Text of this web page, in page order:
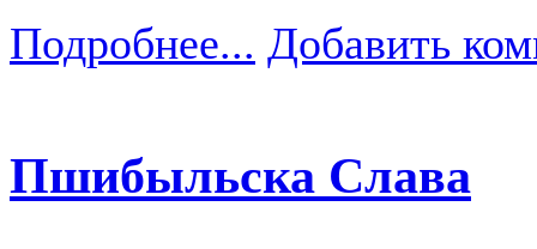
Подробнее... Добавить
Пшибыльска Слава